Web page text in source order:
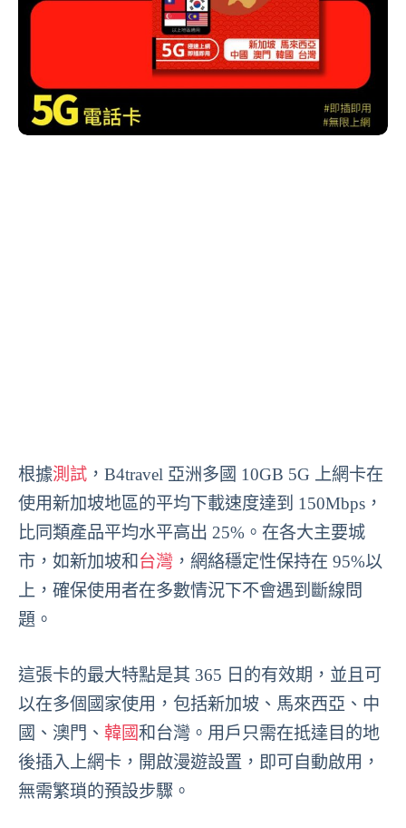
根據測試 ，B4travel 亞洲多國 10GB 5G 上網卡在
使用新加坡地區的平均下載速度達到 150Mbps，
比同類產品平均水平高出 25%。在各大主要城
市，如新加坡和 台灣 ，網絡穩定性保持在 95%以
上，確保使用者在多數情況下不會遇到斷線問
題。
這張卡的最大特點是其 365 日的有效期，並且可
以在多個國家使用，包括新加坡、馬來西亞、中
國、澳門、 韓國和台灣。用戶只需在抵達目的地
後插入上網卡，開啟漫遊設置，即可自動啟用，
無需繁瑣的預設步驟。